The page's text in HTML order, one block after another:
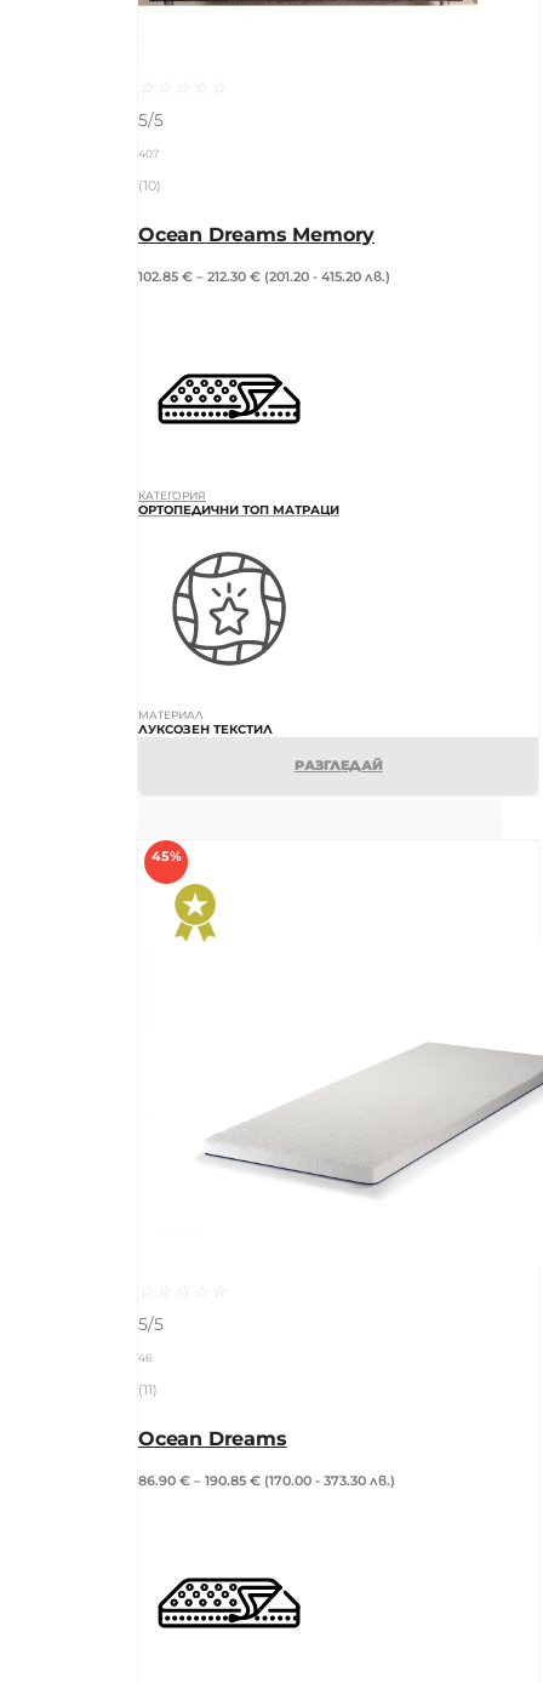
☆ ☆ ☆ ☆
☆
5/5
407
(10)
Ocean Dreams Memory
102.85 € – 212.30 € (201.20 - 415.20 лв.)
КАТЕГОРИЯ
ОРТОПЕДИЧНИ ТОП МАТРАЦИ
МАТЕРИАЛ
ЛУКСОЗЕН ТЕКСТИЛ
РАЗГЛЕДАЙ
45%
☆ ☆ ☆ ☆
☆
5/5
46
(11)
Ocean Dreams
86.90 € – 190.85 € (170.00 - 373.30 лв.)